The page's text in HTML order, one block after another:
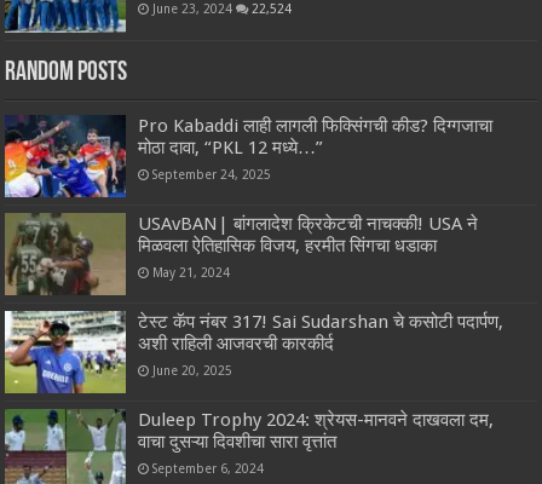
June 23, 2024 22,524
Random Posts
Pro Kabaddi लाही लागली फिक्सिंगची कीड? दिग्गजाचा
मोठा दावा, “PKL 12 मध्ये…”
September 24, 2025
USAvBAN| बांगलादेश क्रिकेटची नाचक्की! USA ने
मिळवला ऐतिहासिक विजय, हरमीत सिंगचा धडाका
May 21, 2024
टेस्ट कॅप नंबर 317! Sai Sudarshan चे कसोटी पदार्पण,
अशी राहिली आजवरची कारकीर्द
June 20, 2025
Duleep Trophy 2024: श्रेयस-मानवने दाखवला दम,
वाचा दुसऱ्या दिवशीचा सारा वृत्तांत
September 6, 2024